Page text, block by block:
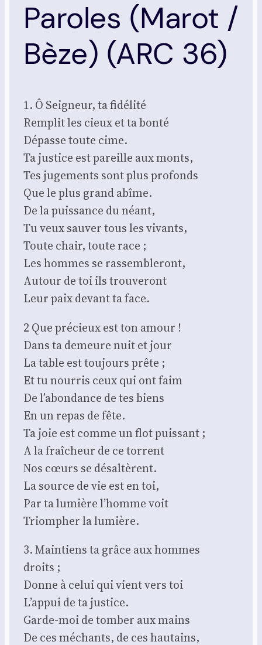
Paroles (Marot /
Bèze) (ARC 36)
1. Ô Sei­gneur, ta fidé­li­té
Rem­plit les cieux et ta bon­té
Dépasse toute cime.
Ta jus­tice est pareille aux monts,
Tes juge­ments sont plus pro­fonds
Que le plus grand abîme.
De la puis­sance du néant,
Tu veux sau­ver tous les vivants,
Toute chair, toute race ;
Les hommes se ras­sem­ble­ront,
Autour de toi ils trou­ve­ront
Leur paix devant ta face.
2 Que pré­cieux est ton amour !
Dans ta demeure nuit et jour
La table est tou­jours prête ;
Et tu nour­ris ceux qui ont faim
De l’abondance de tes biens
En un repas de fête.
Ta joie est comme un flot puis­sant ;
A la fraî­cheur de ce tor­rent
Nos cœurs se désal­tèrent.
La source de vie est en toi,
Par ta lumière l’homme voit
Triom­pher la lumière.
3. Main­tiens ta grâce aux hommes
droits ;
Donne à celui qui vient vers toi
L’appui de ta jus­tice.
Garde-moi de tom­ber aux mains
De ces méchants, de ces hau­tains,